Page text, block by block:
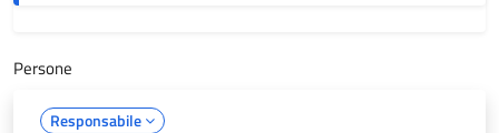
Persone
Responsabile